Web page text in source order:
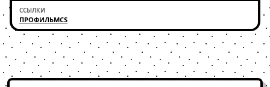
ПРОФИЛЬMCS